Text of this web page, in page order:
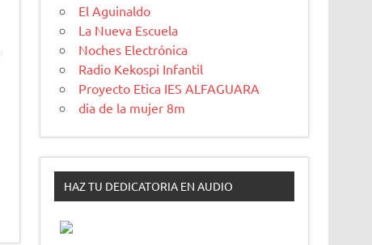
El Aguinaldo
La Nueva Escuela
Noches Electrónica
Radio Kekospi Infantil
Proyecto Etica IES ALFAGUARA
dia de la mujer 8m
HAZ TU DEDICATORIA EN AUDIO